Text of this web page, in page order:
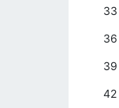
33
36
39
42